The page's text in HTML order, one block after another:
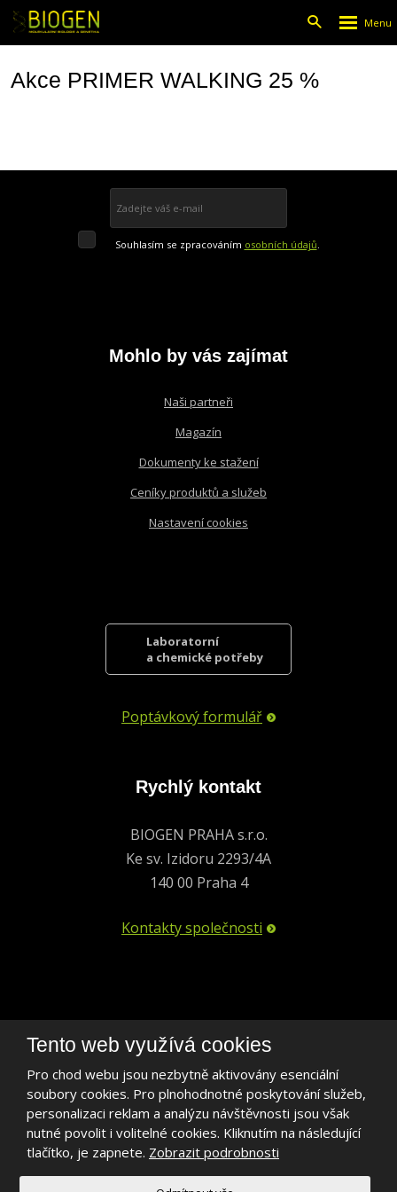
menu
Akce PRIMER WALKING 25 %
se
Souhlasím se zpracováním osobních údajů.
odeslat.
Mohlo by vás zajímat
Naši partneři
Magazín
Dokumenty ke stažení
Ceníky produktů a služeb
Nastavení cookies
Laboratorní
a chemické potřeby
Poptávkový formulář
Rychlý kontakt
BIOGEN PRAHA s.r.o.
Ke sv. Izidoru 2293/4A
140 00 Praha 4
Kontakty společnosti
biogen@biogen.cz
LinkedIn
Tento web využívá cookies
Pro chod webu jsou nezbytně aktivovány esenciální
soubory cookies. Pro plnohodnotné poskytování služeb,
personalizaci reklam a analýzu návštěvnosti jsou však
nutné povolit i volitelné cookies. Kliknutím na následující
tlačítko, je zapnete. Zobrazit podrobnosti